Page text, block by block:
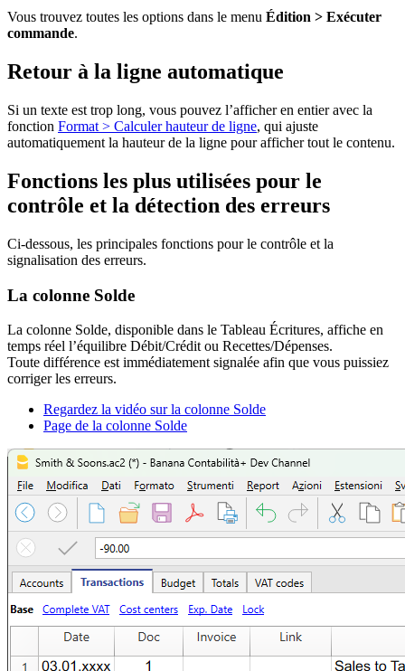
Vous trouvez toutes les options dans le menu Édition > Exécuter
commande.
Retour à la ligne automatique
Si un texte est trop long, vous pouvez l’afficher en entier avec la
fonction Format > Calculer hauteur de ligne, qui ajuste
automatiquement la hauteur de la ligne pour afficher tout le contenu.
Fonctions les plus utilisées pour le
contrôle et la détection des erreurs
Ci-dessous, les principales fonctions pour le contrôle et la
signalisation des erreurs.
La colonne Solde
La colonne Solde, disponible dans le Tableau Écritures, affiche en
temps réel l’équilibre Débit/Crédit ou Recettes/Dépenses.
Toute différence est immédiatement signalée afin que vous puissiez
corriger les erreurs.
Regardez la vidéo sur la colonne Solde
Page de la colonne Solde